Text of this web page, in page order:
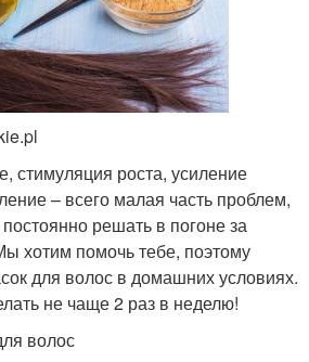
стимуляция роста, усиление
– всего малая часть проблем,
решать в погоне за
хотим помочь тебе, поэтому
для волос в домашних условиях.
не чаще 2 раз в неделю!
волос